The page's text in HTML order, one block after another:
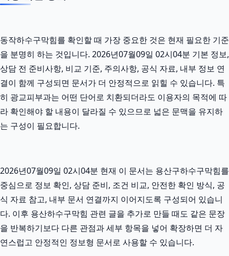
동작하수구막힘를 확인할 때 가장 중요한 것은 현재 필요한 기준
을 분명히 하는 것입니다. 2026년07월09일 02시04분 기본 정보,
상담 전 준비사항, 비교 기준, 주의사항, 공식 자료, 내부 정보 연
결이 함께 구성되면 문서가 더 안정적으로 읽힐 수 있습니다. 특
히 광교피부과는 어떤 단어로 치환되더라도 이용자의 목적에 따
라 확인해야 할 내용이 달라질 수 있으므로 넓은 문맥을 유지하
는 구성이 필요합니다.
2026년07월09일 02시04분 현재 이 문서는 용산구하수구막힘를
중심으로 정보 확인, 상담 준비, 조건 비교, 안전한 확인 방식, 공
식 자료 참고, 내부 문서 연결까지 이어지도록 구성되어 있습니
다. 이후 용산하수구막힘 관련 글을 추가로 만들 때도 같은 문장
을 반복하기보다 다른 관점과 세부 항목을 넣어 확장하면 더 자
연스럽고 안정적인 정보형 문서로 사용할 수 있습니다.